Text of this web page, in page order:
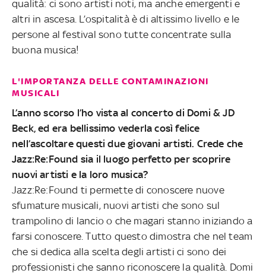
qualità: ci sono artisti noti, ma anche emergenti e
altri in ascesa. L’ospitalità è di altissimo livello e le
persone al festival sono tutte concentrate sulla
buona musica!
L'IMPORTANZA DELLE CONTAMINAZIONI
MUSICALI
L’anno scorso l’ho vista al concerto di Domi & JD
Beck, ed era bellissimo vederla così felice
nell’ascoltare questi due giovani artisti. Crede che
Jazz:Re:Found sia il luogo perfetto per scoprire
nuovi artisti e la loro musica?
Jazz:Re:Found ti permette di conoscere nuove
sfumature musicali, nuovi artisti che sono sul
trampolino di lancio o che magari stanno iniziando a
farsi conoscere. Tutto questo dimostra che nel team
che si dedica alla scelta degli artisti ci sono dei
professionisti che sanno riconoscere la qualità. Domi